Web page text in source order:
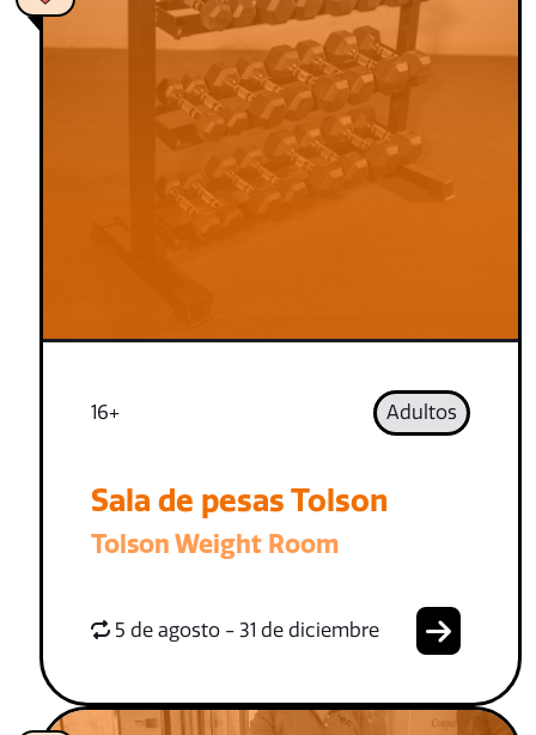
16+ Adultos
Sala de pesas Tolson
Tolson Weight Room
5 de agosto - 31 de diciembre